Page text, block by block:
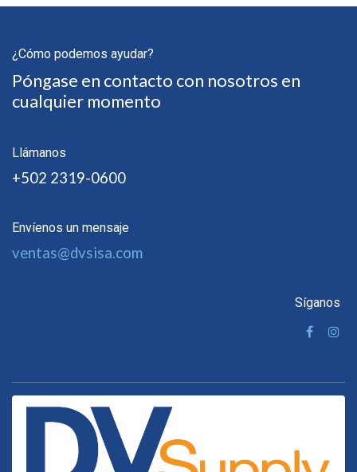
¿Cómo podemos ayudar?
Póngase en contacto con nosotros en
cualquier momento
Llámanos
+502 2319-0600
Envíenos un mensaje
ventas@dvsisa.com
Síganos